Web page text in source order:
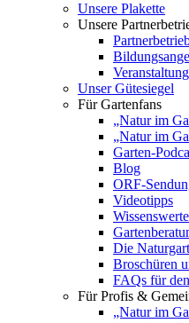
Unsere Plakette
Unsere
Unser Gütesiegel
Für Gartenfans
„Natur im
„Natur im
Garten-
Blog
ORF-
Videotipps
Die
Broschüren
FAQs für
Für Profis &
„Natur im